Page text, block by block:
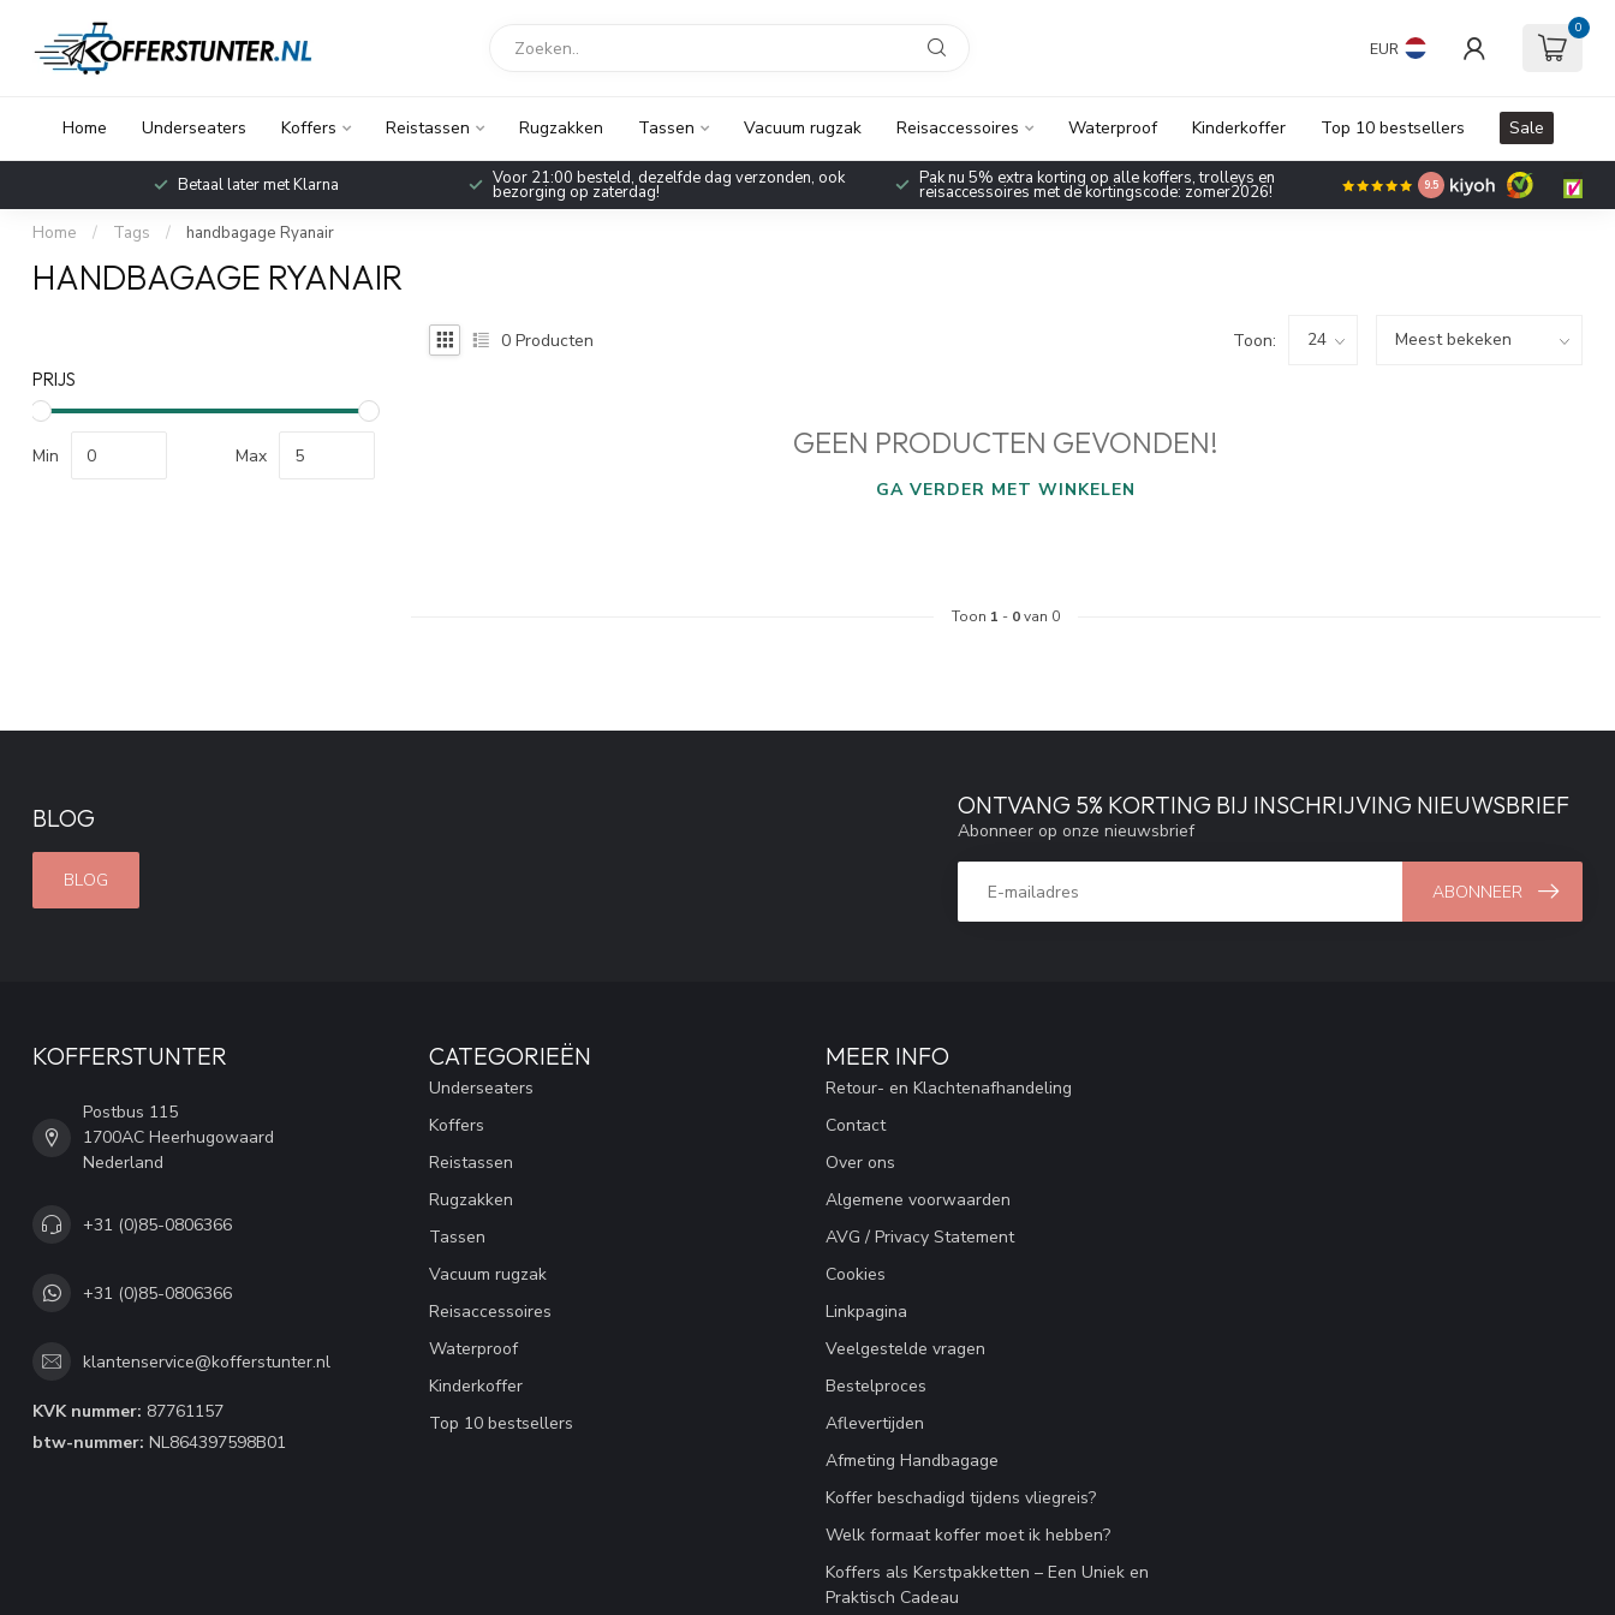
EUR
0
Home Underseaters Koffers Reistassen Rugzakken Tassen Vacuum rugzak Reisaccessoires Waterproof Kinderkoffer Top 10 bestsellers Sale
Betaal later met Klarna Voor 21:00 besteld, dezelfde dag verzonden, ook
bezorging op zaterdag!
Pak nu 5% extra korting op alle koffers, trolleys en
reisaccessoires met de kortingscode: zomer2026! 9.5
Home / Tags / handbagage Ryanair
HANDBAGAGE RYANAIR
PRIJS
Min Max
0 Producten Toon:
GEEN PRODUCTEN GEVONDEN!
GA VERDER MET WINKELEN
Toon 1 - 0van 0
BLOG
BLOG
ONTVANG 5% KORTING BIJ INSCHRIJVING NIEUWSBRIEF
Abonneer op onze nieuwsbrief
ABONNEER
KOFFERSTUNTER
Postbus 115
1700AC Heerhugowaard
Nederland
+31 (0)85-0806366
+31 (0)85-0806366
klantenservice@kofferstunter.nl
KVK nummer: 87761157
btw-nummer: NL864397598B01
CATEGORIEËN
Underseaters
Koffers
Reistassen
Rugzakken
Tassen
Vacuum rugzak
Reisaccessoires
Waterproof
Kinderkoffer
Top 10 bestsellers
MEER INFO
Retour- en Klachtenafhandeling
Contact
Over ons
Algemene voorwaarden
AVG / Privacy Statement
Cookies
Linkpagina
Veelgestelde vragen
Bestelproces
Aflevertijden
Afmeting Handbagage
Koffer beschadigd tijdens vliegreis?
Welk formaat koffer moet ik hebben?
Koffers als Kerstpakketten – Een Uniek en
Praktisch Cadeau